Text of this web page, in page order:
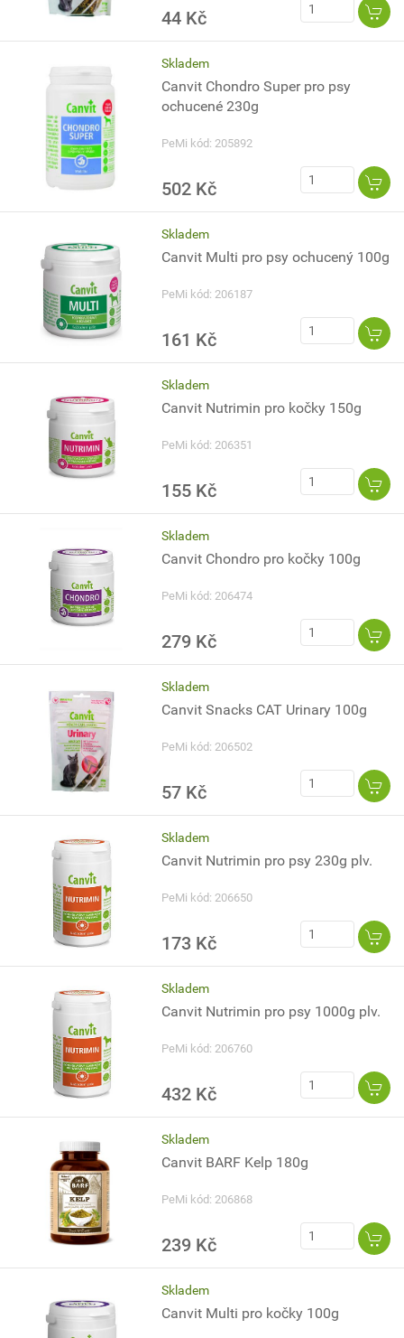
44 Kč
Skladem
Canvit Chondro Super pro psy
ochucené 230g
PeMi kód: 205892
502 Kč
Skladem
Canvit Multi pro psy ochucený 100g
PeMi kód: 206187
161 Kč
Skladem
Canvit Nutrimin pro kočky 150g
PeMi kód: 206351
155 Kč
Skladem
Canvit Chondro pro kočky 100g
PeMi kód: 206474
279 Kč
Skladem
Canvit Snacks CAT Urinary 100g
PeMi kód: 206502
57 Kč
Skladem
Canvit Nutrimin pro psy 230g plv.
PeMi kód: 206650
173 Kč
Skladem
Canvit Nutrimin pro psy 1000g plv.
PeMi kód: 206760
432 Kč
Skladem
Canvit BARF Kelp 180g
PeMi kód: 206868
239 Kč
Skladem
Canvit Multi pro kočky 100g